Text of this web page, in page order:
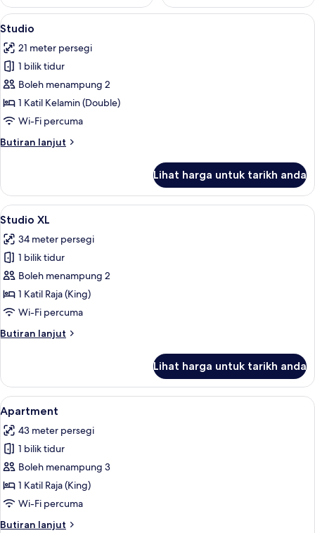
Lihat
semua
foto
untuk
Studio
Studio | Meja, Wi-fi percuma, cadar
5
Studio
21 meter persegi
1 bilik tidur
Boleh menampung 2
1 Katil Kelamin (Double)
Wi-Fi percuma
Butiran lanjut
Butiran
Lihat harga untuk tarikh anda
Lihat
semua
foto
untuk
Studio
XL
Studio XL | Meja, Wi-fi percuma,
7
Studio XL
34 meter persegi
1 bilik tidur
Boleh menampung 2
1 Katil Raja (King)
Wi-Fi percuma
Butiran lanjut
Butiran
XL
Lihat harga untuk tarikh anda
Lihat
semua
foto
untuk
Apartment
Apartment | Meja, Wi-fi percuma,
8
Apartment
43 meter persegi
1 bilik tidur
Boleh menampung 3
1 Katil Raja (King)
Wi-Fi percuma
Butiran lanjut
Butiran